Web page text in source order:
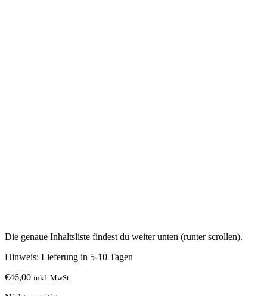
Die genaue Inhaltsliste findest du weiter unten (runter scrollen).
Hinweis: Lieferung in 5-10 Tagen
€46,00 inkl. MwSt.